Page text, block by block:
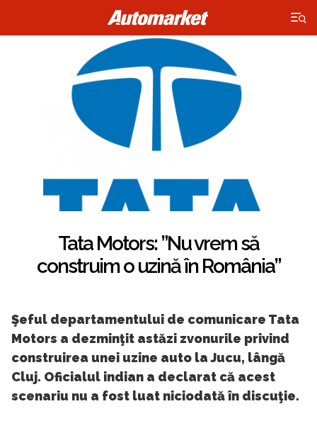
×
Tata Motors: ”Nu vrem să
construim o uzină în România”
Şeful departamentului de comunicare Tata
Motors a dezminţit astăzi zvonurile privind
construirea unei uzine auto la Jucu, lângă
Cluj. Oficialul indian a declarat că acest
scenariu nu a fost luat niciodată în discuţie.